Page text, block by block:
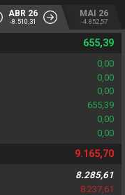
ABR 26
-8.510,31
MAI 26
-4.852,57
655,39
0,00
0,00
0,00
655,39
0,00
0,00
9.165,70
8.285,61
8.237,61